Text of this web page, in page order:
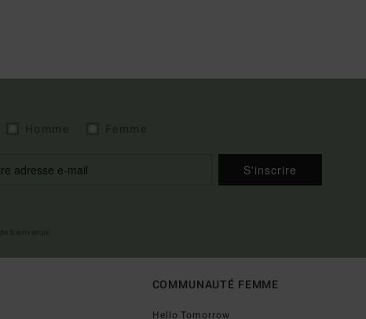
S'inscrire
COMMUNAUTÉ FEMME
Hello Tomorrow